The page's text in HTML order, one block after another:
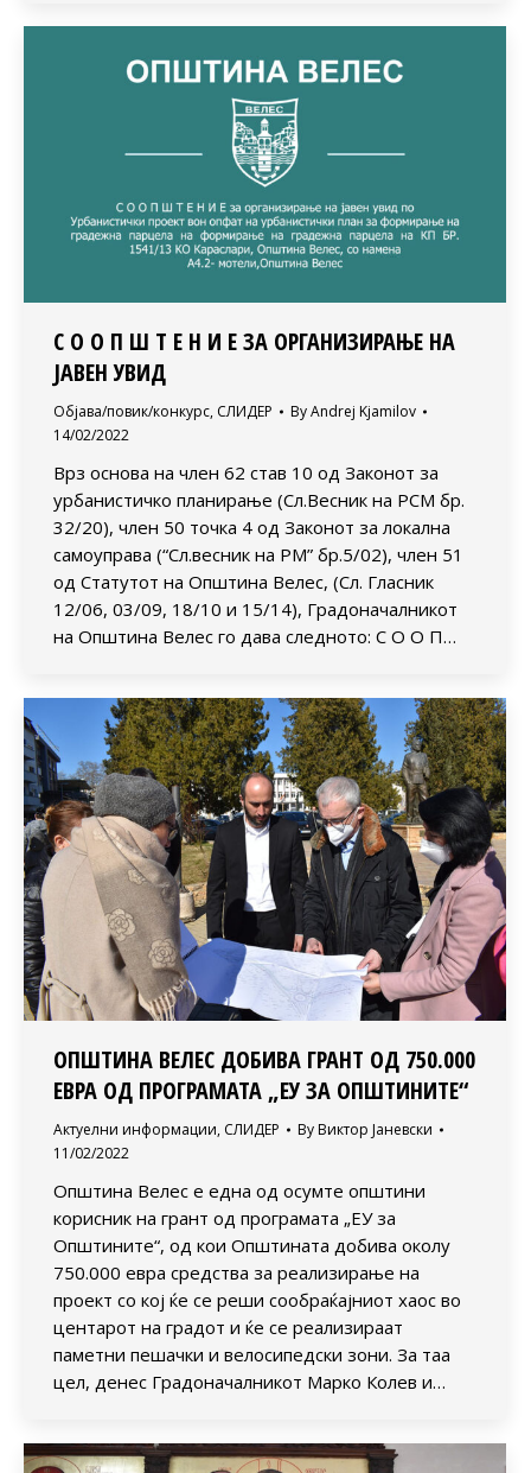
С О О П Ш Т Е Н И Е ЗА ОРГАНИЗИРАЊЕ НА
ЈАВЕН УВИД
Објава/повик/конкурс, СЛИДЕР ByAndrej Kjamilov
14/02/2022
Врз основа на член 62 став 10 од Законот за
урбанистичко планирање (Сл.Весник на РСМ бр.
32/20), член 50 точка 4 од Законот за локална
самоуправа (“Сл.весник на РМ” бр.5/02), член 51
од Статутот на Општина Велес, (Сл. Гласник
12/06, 03/09, 18/10 и 15/14), Градоначалникот
на Општина Велес го дава следното: С О О П…
ОПШТИНА ВЕЛЕС ДОБИВА ГРАНТ ОД 750.000
ЕВРА ОД ПРОГРАМАТА „ЕУ ЗА ОПШТИНИТЕ“
Актуелни информации, СЛИДЕР By Виктор Јаневски
11/02/2022
Општина Велес е една од осумте општини
корисник на грант од програмата „ЕУ за
Општините“, од кои Општината добива околу
750.000 евра средства за реализирање на
проект со кој ќе се реши сообраќајниот хаос во
центарот на градот и ќе се реализираат
паметни пешачки и велосипедски зони. За таа
цел, денес Градоначалникот Марко Колев и…